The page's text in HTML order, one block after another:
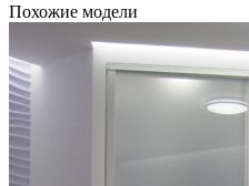
Похожие модели